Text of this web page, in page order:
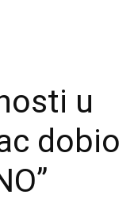
u
dobio